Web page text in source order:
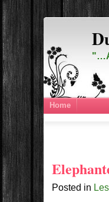
Home
Posted in